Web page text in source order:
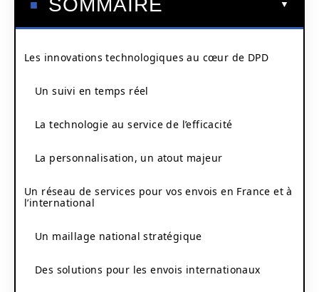
Les innovations technologiques au cœur de DPD
Un suivi en temps réel
La technologie au service de l’efficacité
La personnalisation, un atout majeur
Un réseau de services pour vos envois en France et à
l’international
Un maillage national stratégique
Des solutions pour les envois internationaux